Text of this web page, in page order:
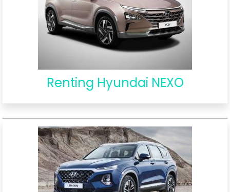
Renting Hyundai NEXO